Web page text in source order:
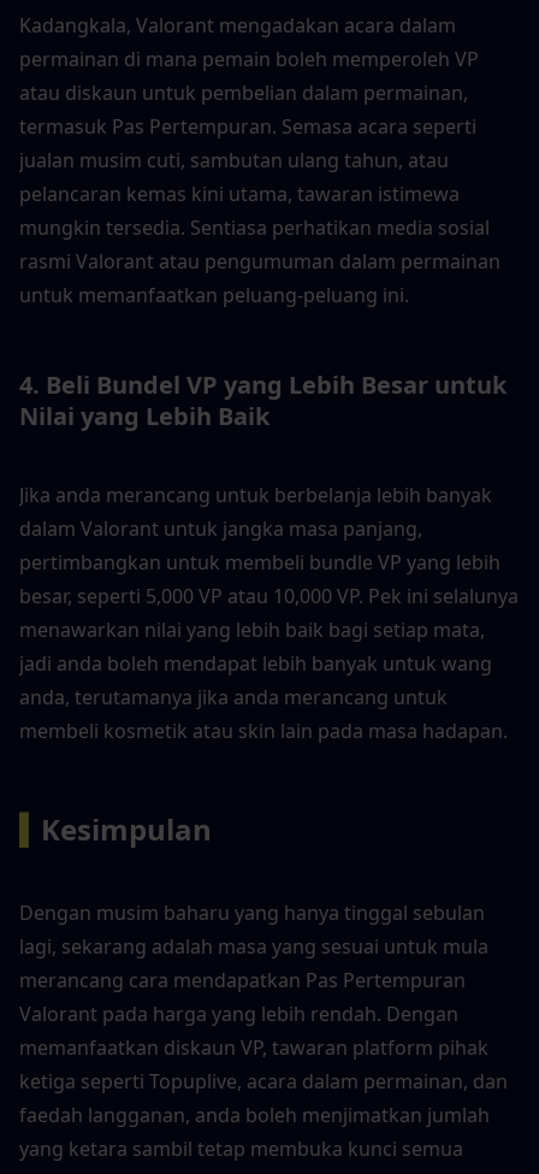
Kadangkala, Valorant mengadakan acara dalam
permainan di mana pemain boleh memperoleh VP
atau diskaun untuk pembelian dalam permainan,
termasuk Pas Pertempuran. Semasa acara seperti
jualan musim cuti, sambutan ulang tahun, atau
pelancaran kemas kini utama, tawaran istimewa
mungkin tersedia. Sentiasa perhatikan media sosial
rasmi Valorant atau pengumuman dalam permainan
untuk memanfaatkan peluang-peluang ini.
4. Beli Bundel VP yang Lebih Besar untuk
Nilai yang Lebih Baik
Jika anda merancang untuk berbelanja lebih banyak
dalam Valorant untuk jangka masa panjang,
pertimbangkan untuk membeli bundle VP yang lebih
besar, seperti 5,000 VP atau 10,000 VP. Pek ini selalunya
menawarkan nilai yang lebih baik bagi setiap mata,
jadi anda boleh mendapat lebih banyak untuk wang
anda, terutamanya jika anda merancang untuk
membeli kosmetik atau skin lain pada masa hadapan.
Kesimpulan
Dengan musim baharu yang hanya tinggal sebulan
lagi, sekarang adalah masa yang sesuai untuk mula
merancang cara mendapatkan Pas Pertempuran
Valorant pada harga yang lebih rendah. Dengan
memanfaatkan diskaun VP, tawaran platform pihak
ketiga seperti Topuplive, acara dalam permainan, dan
faedah langganan, anda boleh menjimatkan jumlah
yang ketara sambil tetap membuka kunci semua